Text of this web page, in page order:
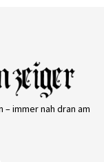
– immer nah dran am